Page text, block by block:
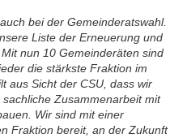
bei der Gemeinderatswahl.
Liste der Erneuerung und
nun 10 Gemeinderäten sind
die stärkste Fraktion im
aus Sicht der CSU, dass wir
Zusammenarbeit mit
Wir sind mit einer
Fraktion bereit, an der Zukunft